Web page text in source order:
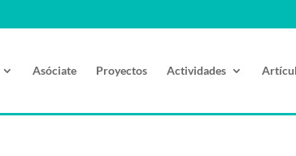
Asóciate Proyectos Actividades